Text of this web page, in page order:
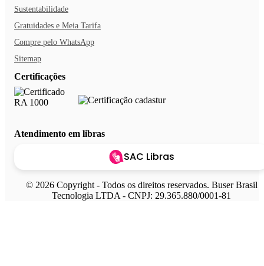
Sustentabilidade
Gratuidades e Meia Tarifa
Compre pelo WhatsApp
Sitemap
Certificações
Atendimento em libras
SAC Libras
© 2026 Copyright - Todos os direitos reservados. Buser Brasil
Tecnologia LTDA - CNPJ: 29.365.880/0001-81